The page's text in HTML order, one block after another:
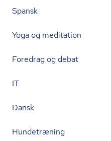
Spansk
Yoga og meditation
Foredrag og debat
IT
Dansk
Hundetræning